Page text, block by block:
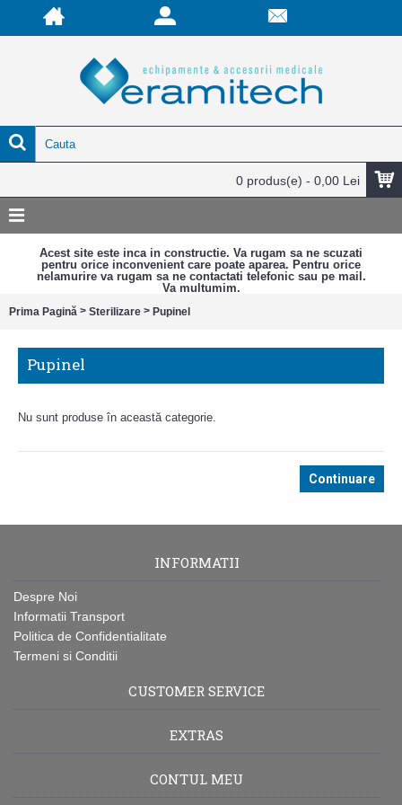
0 produs(e) - 0,00 Lei
Acest site este inca in constructie. Va rugam sa ne scuzati
pentru orice inconvenient care poate aparea. Pentru orice
nelamurire va rugam sa ne contactati telefonic sau pe mail.
Va multumim.
Prima Pagină > Sterilizare > Pupinel
Pupinel
Nu sunt produse în această categorie.
Continuare
INFORMATII
Despre Noi
Informatii Transport
Politica de Confidentialitate
Termeni si Conditii
CUSTOMER SERVICE
EXTRAS
CONTUL MEU